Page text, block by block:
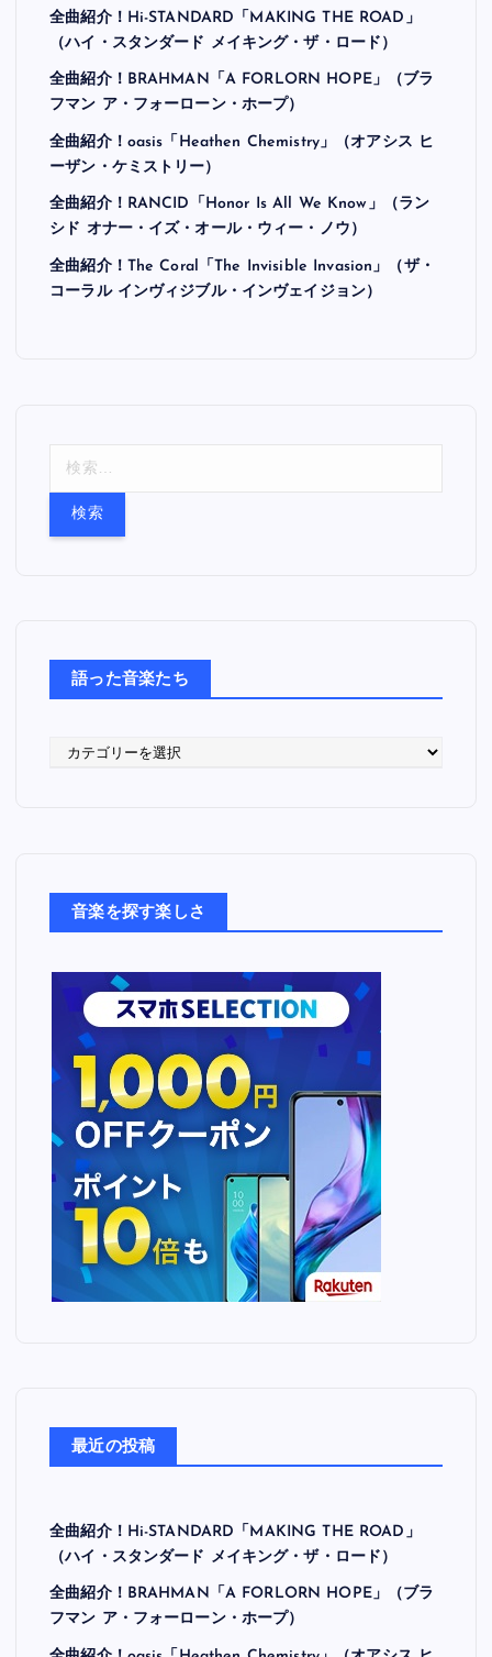
全曲紹介！Hi-STANDARD「MAKING THE ROAD」
（ハイ・スタンダード メイキング・ザ・ロード）
全曲紹介！BRAHMAN「A FORLORN HOPE」（ブラ
フマン ア・フォーローン・ホープ）
全曲紹介！oasis「Heathen Chemistry」（オアシス ヒ
ーザン・ケミストリー）
全曲紹介！RANCID「Honor Is All We Know」（ラン
シド オナー・イズ・オール・ウィー・ノウ）
全曲紹介！The Coral「The Invisible Invasion」（ザ・
コーラル インヴィジブル・インヴェイジョン）
語った音楽たち
音楽を探す楽しさ
最近の投稿
全曲紹介！Hi-STANDARD「MAKING THE ROAD」
（ハイ・スタンダード メイキング・ザ・ロード）
全曲紹介！BRAHMAN「A FORLORN HOPE」（ブラ
フマン ア・フォーローン・ホープ）